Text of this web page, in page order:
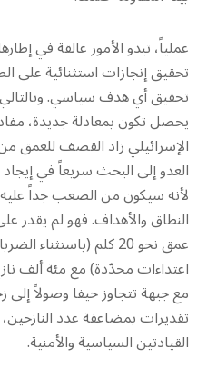
عملياً، تبدو الأمور عالقة في
تحقيق إنجازات استثنائية على
تحقيق أي هدف سياسي. وبالتالي
يحصل تكون بمعادلة جديدة،
الإسرائيلي زاد القصف للعمق
العدو إلى البحث سريعاً في
لأنه سيكون من الصعب جداً
النطاق والأهداف. فهو لم
عمق نحو 20 كلم
اعتداءات محدّدة) مع مئة ألف
تقديرات بمضاعفة عدد
القيادتين السياسية والأمنية.